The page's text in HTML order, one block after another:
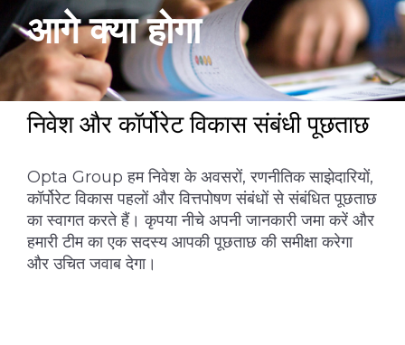
आगे क्या होगा
निवेश और कॉर्पोरेट विकास संबंधी पूछताछ
Opta Group हम निवेश के अवसरों, रणनीतिक साझेदारियों,
कॉर्पोरेट विकास पहलों और वित्तपोषण संबंधों से संबंधित पूछताछ
का स्वागत करते हैं। कृपया नीचे अपनी जानकारी जमा करें और
हमारी टीम का एक सदस्य आपकी पूछताछ की समीक्षा करेगा
और उचित जवाब देगा।